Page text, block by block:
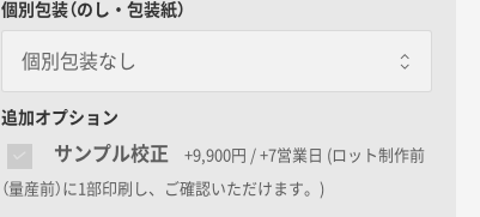
個別包装（のし・包装紙）
個別包装なし
包装紙
一個あたり+80.00円 / 5日出荷
追加オプション
サンプル校正 +9,900円 / +7営業日 (ロット制作前
（量産前）に1部印刷し、ご確認いただけます。)